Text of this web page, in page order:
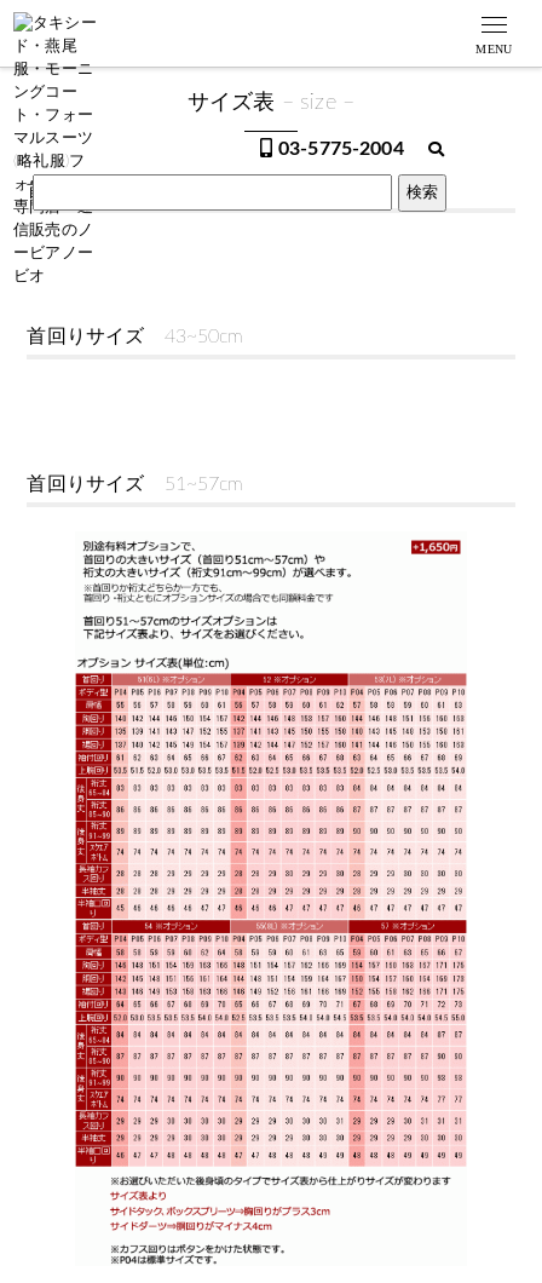
MENU
03-5775-2004
サイズ表 – size –
首回りサイズ
首回りサイズ 43~50cm
首回りサイズ 51~57cm